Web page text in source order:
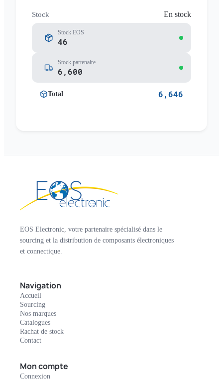
Stock En stock
Stock EOS
46
Stock partenaire
6,600
Total 6,646
EOS Electronic, votre partenaire spécialisé dans le
sourcing et la distribution de composants électroniques
et connectique.
Navigation
Accueil
Sourcing
Nos marques
Catalogues
Rachat de stock
Contact
Mon compte
Connexion